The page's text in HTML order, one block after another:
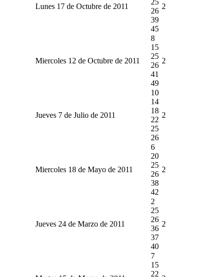
Lunes 17 de Octubre de 2011
26
39
45
2
Miercoles 12 de Octubre de 2011
8
15
25
26
41
49
2
Jueves 7 de Julio de 2011
10
14
18
22
25
26
2
Miercoles 18 de Mayo de 2011
6
20
25
26
38
42
2
Jueves 24 de Marzo de 2011
2
25
26
36
37
40
2
7
15
22